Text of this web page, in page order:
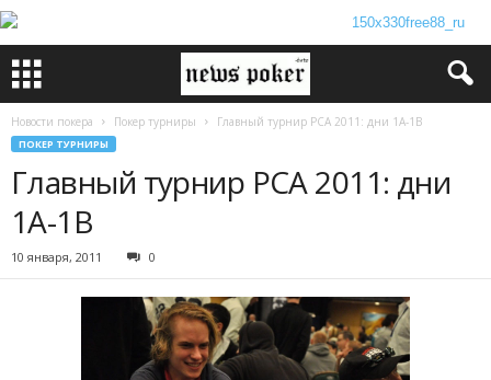
Новости покера Покер турниры Главный турнир PCA 2011: дни 1А-1B
ПОКЕР ТУРНИРЫ
Главный турнир PCA 2011: дни
1А-1B
10 января, 2011 0